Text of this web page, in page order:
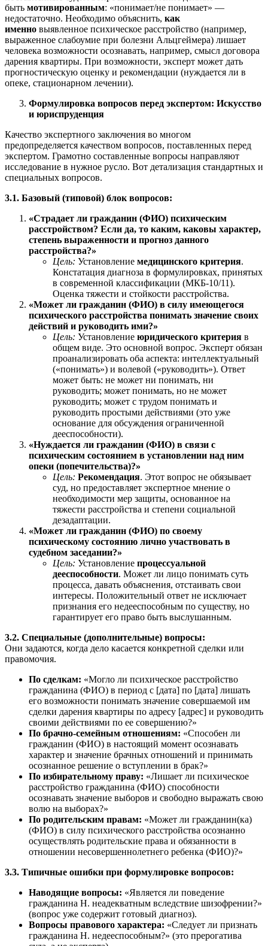
быть мотивированным: «понимает/не понимает» —
недостаточно. Необходимо объяснить, как
именно выявленное психическое расстройство (например,
выраженное слабоумие при болезни Альцгеймера) лишает
человека возможности осознавать, например, смысл договора
дарения квартиры. При возможности, эксперт может дать
прогностическую оценку и рекомендации (нуждается ли в
опеке, стационарном лечении).
Формулировка вопросов перед экспертом: Искусство
и юриспруденция
Качество экспертного заключения во многом
предопределяется качеством вопросов, поставленных перед
экспертом. Грамотно составленные вопросы направляют
исследование в нужное русло. Вот детализация стандартных и
специальных вопросов.
3.1. Базовый (типовой) блок вопросов:
«Страдает ли гражданин (ФИО) психическим
расстройством? Если да, то каким, каковы характер,
степень выраженности и прогноз данного
расстройства?»
Цель: Установление медицинского критерия.
Констатация диагноза в формулировках, принятых
в современной классификации (МКБ-10/11).
Оценка тяжести и стойкости расстройства.
«Может ли гражданин (ФИО) в силу имеющегося
психического расстройства понимать значение своих
действий и руководить ими?»
Цель: Установление юридического критерия в
общем виде. Это основной вопрос. Эксперт обязан
проанализировать оба аспекта: интеллектуальный
(«понимать») и волевой («руководить»). Ответ
может быть: не может ни понимать, ни
руководить; может понимать, но не может
руководить; может с трудом понимать и
руководить простыми действиями (это уже
основание для обсуждения ограниченной
дееспособности).
«Нуждается ли гражданин (ФИО) в связи с
психическим состоянием в установлении над ним
опеки (попечительства)?»
Цель: Рекомендация. Этот вопрос не обязывает
суд, но предоставляет экспертное мнение о
необходимости мер защиты, основанное на
тяжести расстройства и степени социальной
дезадаптации.
«Может ли гражданин (ФИО) по своему
психическому состоянию лично участвовать в
судебном заседании?»
Цель: Установление процессуальной
дееспособности. Может ли лицо понимать суть
процесса, давать объяснения, отстаивать свои
интересы. Положительный ответ не исключает
признания его недееспособным по существу, но
гарантирует его право быть выслушанным.
3.2. Специальные (дополнительные) вопросы:
Они задаются, когда дело касается конкретной сделки или
правомочия.
По сделкам: «Могло ли психическое расстройство
гражданина (ФИО) в период с [дата] по [дата] лишать
его возможности понимать значение совершаемой им
сделки дарения квартиры по адресу [адрес] и руководить
своими действиями по ее совершению?»
По брачно-семейным отношениям: «Способен ли
гражданин (ФИО) в настоящий момент осознавать
характер и значение брачных отношений и принимать
осознанное решение о вступлении в брак?»
По избирательному праву: «Лишает ли психическое
расстройство гражданина (ФИО) способности
осознавать значение выборов и свободно выражать свою
волю на выборах?»
По родительским правам: «Может ли гражданин(ка)
(ФИО) в силу психического расстройства осознанно
осуществлять родительские права и обязанности в
отношении несовершеннолетнего ребенка (ФИО)?»
3.3. Типичные ошибки при формулировке вопросов:
Наводящие вопросы: «Является ли поведение
гражданина Н. неадекватным вследствие шизофрении?»
(вопрос уже содержит готовый диагноз).
Вопросы правового характера: «Следует ли признать
гражданина Н. недееспособным?» (это прерогатива